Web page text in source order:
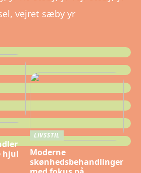
vejret sæby yr
hjul
LIVSSTIL
Moderne
skønhedsbehandlinger